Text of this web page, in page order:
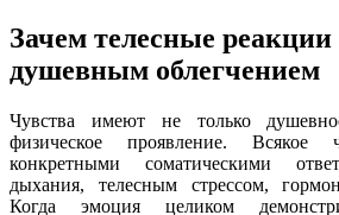
Зачем телесные
душевным облегчением
Чувства имеют не только
физическое проявление. Всякое
конкретными соматическими
дыхания, телесным стрессом,
Когда эмоция целиком